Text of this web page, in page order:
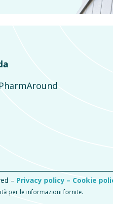
– Privacy policy – Cookie
per le informazioni fornite.